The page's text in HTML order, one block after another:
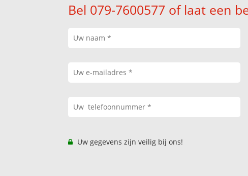
Bel 079-7600577 of laat een
Uw gegevens zijn veilig bij ons!